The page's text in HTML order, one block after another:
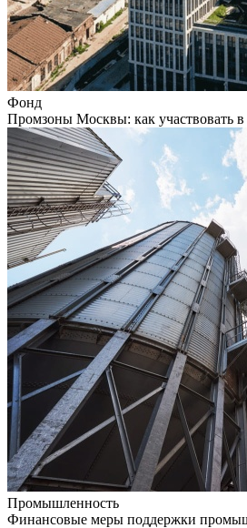
Фонд
Промзоны Москвы: как участвовать
Промышленность
Финансовые меры поддержки